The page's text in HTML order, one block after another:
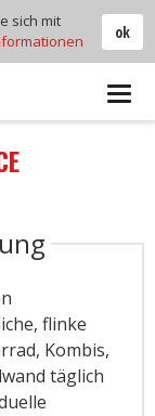
flinke
Kombis,
täglich
ok
sich mit